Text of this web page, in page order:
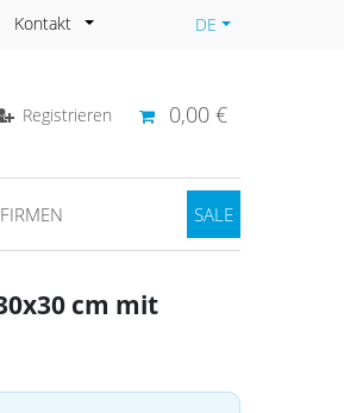
Kontakt DE
Registrieren 0,00 €
SALE
cm mit